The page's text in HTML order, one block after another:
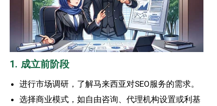
1. 成立前阶段
进行市场调研，了解马来西亚对SEO服务的需求。
选择商业模式，如自由咨询、代理机构设置或利基